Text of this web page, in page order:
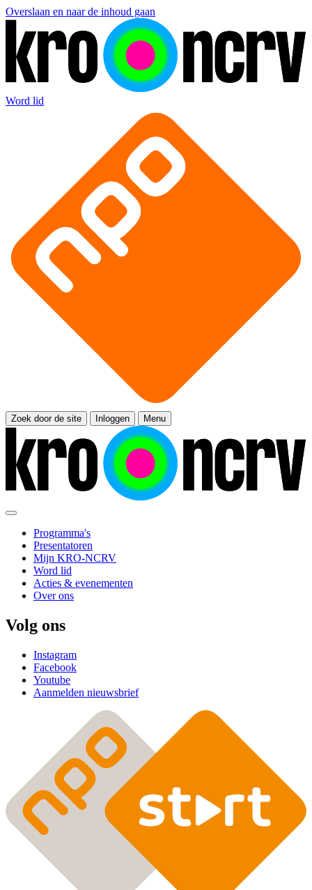
Overslaan en naar de inhoud gaan
Word lid
Zoek door de site Inloggen Menu
Programma's
Presentatoren
Mijn KRO-NCRV
Word lid
Acties & evenementen
Over ons
Volg ons
Instagram
Facebook
Youtube
Aanmelden nieuwsbrief